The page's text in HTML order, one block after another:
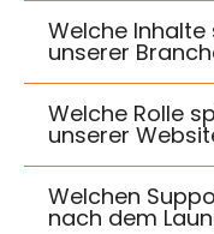
Welche
unserer
Welche Rolle
unserer
Welchen
nach dem